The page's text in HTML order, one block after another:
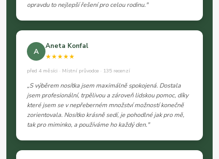
opravdu to nejlepší řešení pro celou rodinu."
A
Aneta Konfal
★★★★★
před 4 měsíci · Místní průvodce · 135 recenzí
„S výběrem nosítka jsem maximálně spokojená. Dostala
jsem profesionální, trpělivou a zároveň lidskou pomoc, díky
které jsem se v nepřeberném množství možností konečně
zorientovala. Nosítko krásně sedí, je pohodlné jak pro mě,
tak pro miminko, a používáme ho každý den."